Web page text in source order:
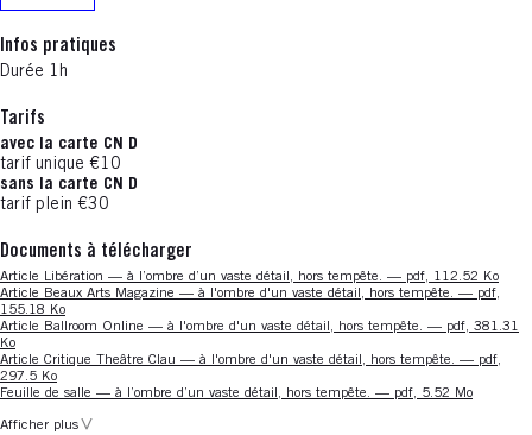
Infos pratiques
Durée 1h
Tarifs
avec la carte CN D
tarif unique €10
sans la carte CN D
tarif plein €30
Documents à télécharger
Nouvelle fenêtre
Article Libération — à l’ombre d’un vaste détail, hors tempête. — pdf, 112.52 Ko
Nouvelle fenêtre
Article Beaux Arts Magazine — à l'ombre d'un vaste détail, hors tempête. — pdf,
155.18 Ko
Nouvelle fenêtre
Article Ballroom Online — à l'ombre d'un vaste détail, hors tempête. — pdf, 381.31
Ko
Nouvelle fenêtre
Article Critique Theâtre Clau — à l'ombre d'un vaste détail, hors tempête. — pdf,
297.5 Ko
Nouvelle fenêtre
Feuille de salle — à l’ombre d’un vaste détail, hors tempête. — pdf, 5.52 Mo
Afficher plus